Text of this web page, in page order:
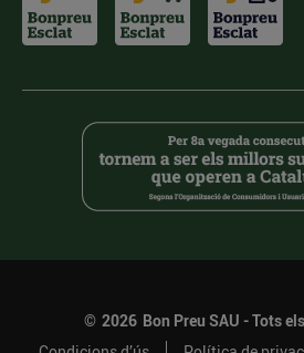
© 2026 Bon Preu SAU - Tots